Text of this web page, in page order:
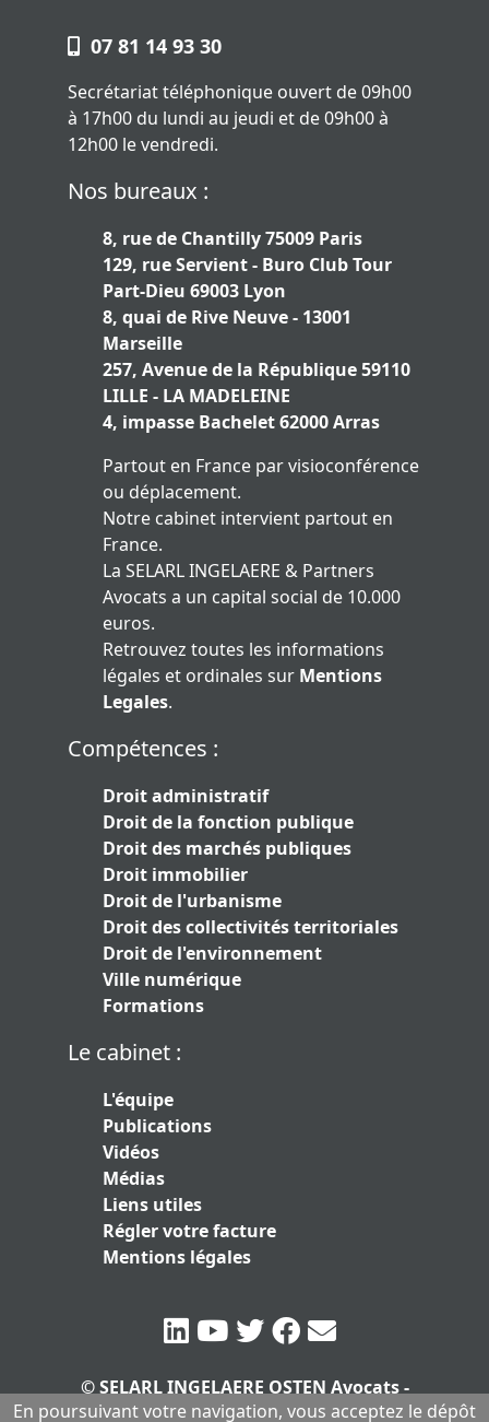
07 81 14 93 30
Secrétariat téléphonique ouvert de 09h00
à 17h00 du lundi au jeudi et de 09h00 à
12h00 le vendredi.
Nos bureaux :
8, rue de Chantilly 75009 Paris
129, rue Servient - Buro Club Tour
Part-Dieu 69003 Lyon
8, quai de Rive Neuve - 13001
Marseille
257, Avenue de la République 59110
LILLE - LA MADELEINE
4, impasse Bachelet 62000 Arras
Partout en France par visioconférence
ou déplacement.
Notre cabinet intervient partout en
France.
La SELARL INGELAERE & Partners
Avocats a un capital social de 10.000
euros.
Retrouvez toutes les informations
légales et ordinales sur Mentions
Legales.
Compétences :
Droit administratif
Droit de la fonction publique
Droit des marchés publiques
Droit immobilier
Droit de l'urbanisme
Droit des collectivités territoriales
Droit de l'environnement
Ville numérique
Formations
Le cabinet :
L'équipe
Publications
Vidéos
Médias
Liens utiles
Régler votre facture
Mentions légales
© SELARL INGELAERE OSTEN Avocats -
SERLARL au capital de 10.000 euros|
En poursuivant votre navigation, vous acceptez le dépôt